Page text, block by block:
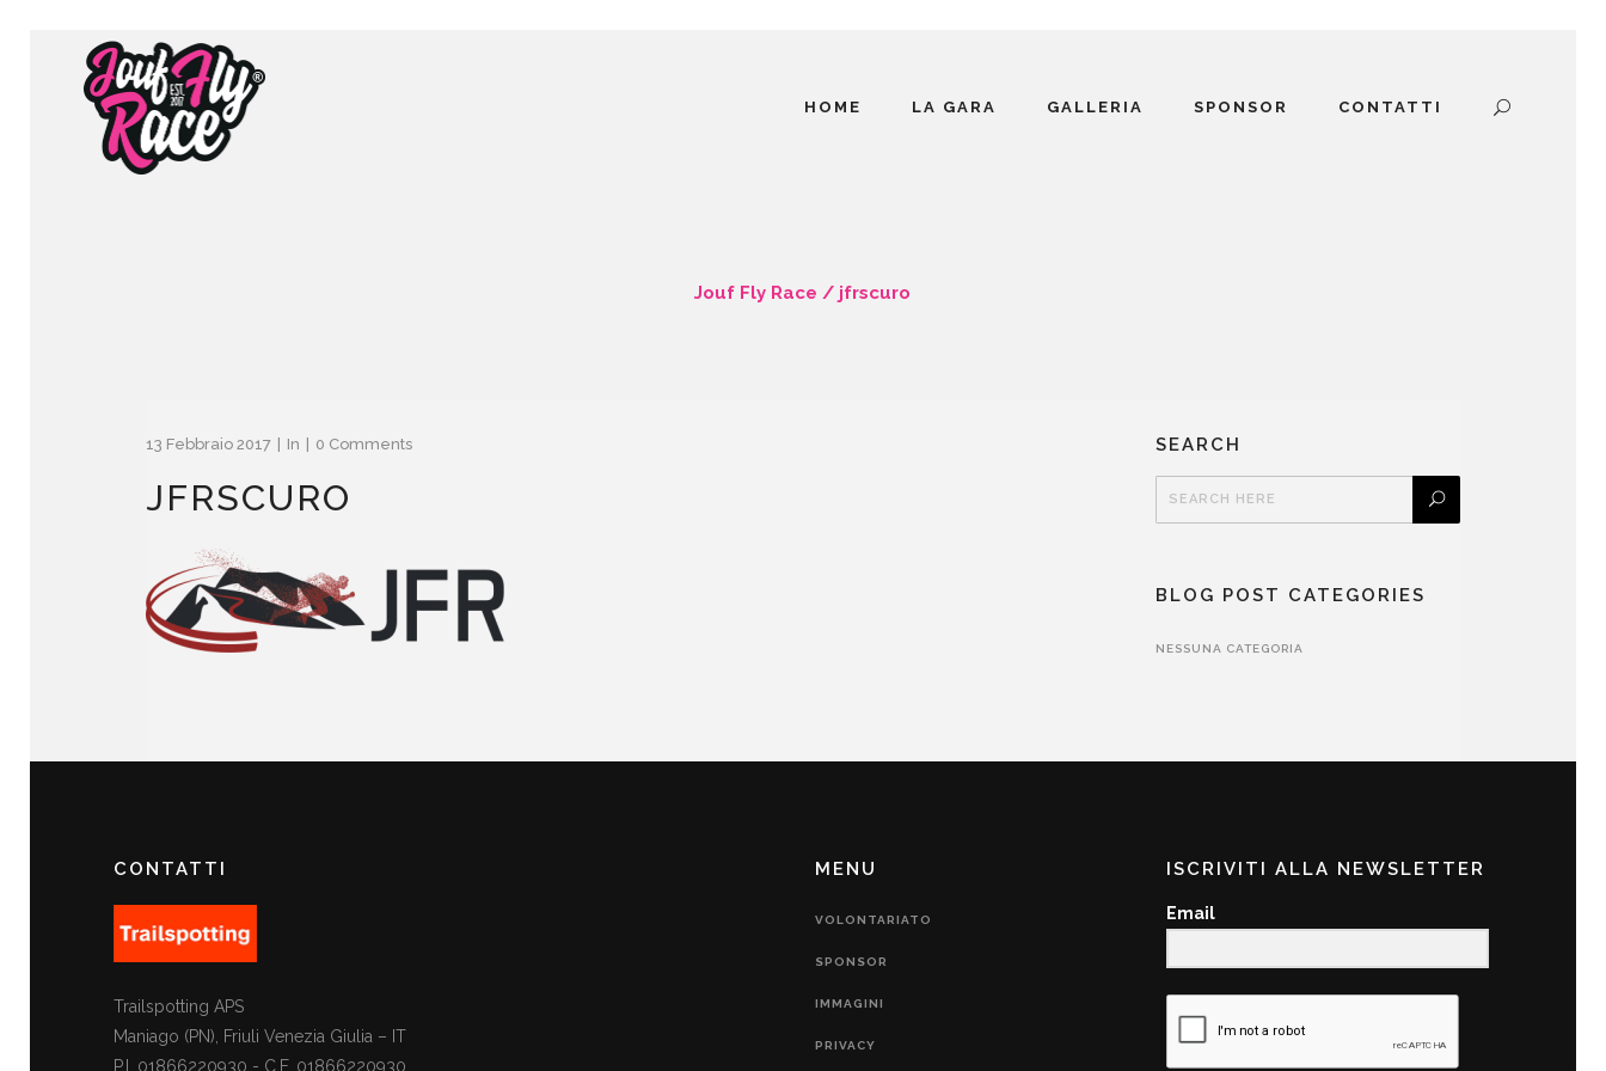
HOME LA GARA GALLERIA SPONSOR CONTATTI
Jouf Fly Race / jfrscuro
13 Febbraio 2017 In 0 Comments
JFRSCURO
SEARCH
BLOG POST CATEGORIES
NESSUNA CATEGORIA
CONTATTI
Trailspotting APS
Maniago (PN), Friuli Venezia Giulia – IT
P.I. 01866220930 - C.F. 01866220930
MENU
VOLONTARIATO
SPONSOR
IMMAGINI
PRIVACY
ISCRIVITI ALLA NEWSLETTER
Email